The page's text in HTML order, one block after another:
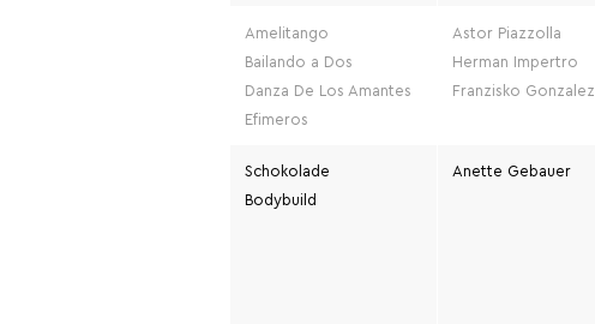
Amelitango
Bailando a Dos
Danza De Los Amantes
Efimeros
Astor Piazzolla
Herman Impertro
Franzisko Gonzalez
Schokolade
Bodybuild
Anette Gebauer